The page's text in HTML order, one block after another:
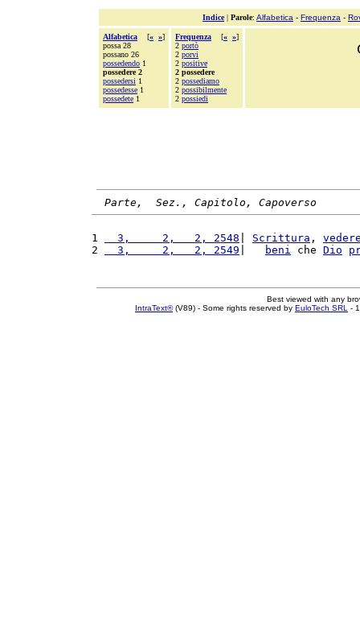
Indice| Parole: Alfabetica - Frequenza -
Alfabetica [« »]
possa 28
possano 26
possedendo 1
possedere 2
possedersi 1
possedesse 1
possedete 1
Frequenza [« »]
2 portò
2 porvi
2 positive
2 possedere
2 possediamo
2 possibilmente
2 possiedi
Parte,  Sez., Capitolo, Capoverso
1
  3,     2,   2, 2548
Scrittura ,
2
  3,     2,   2, 2549
beni che Dio
Best viewed with any
IntraText®(V89) - Some rights reserved by EuloTech SRL -